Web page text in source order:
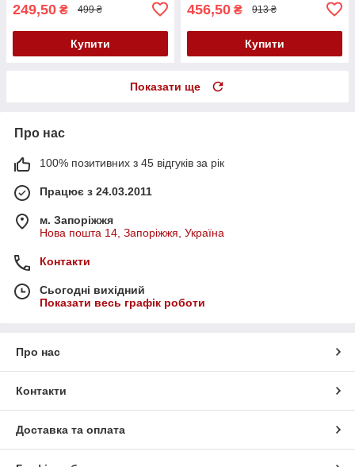
249,50 ₴ 499 ₴
Купити
456,50 ₴ 913 ₴
Купити
Показати ще
Про нас
100% позитивних з 45 відгуків за рік
Працює з 24.03.2011
м. Запоріжжя
Нова пошта 14, Запоріжжя, Україна
Контакти
Сьогодні вихідний
Показати весь графік роботи
Про нас
Контакти
Доставка та оплата